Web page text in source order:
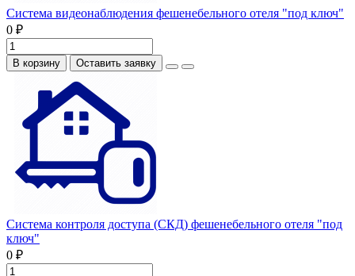
Система видеонаблюдения фешенебельного отеля "под ключ"
0 ₽
В корзину Оставить заявку
Система контроля доступа (СКД) фешенебельного отеля "под
ключ"
0 ₽